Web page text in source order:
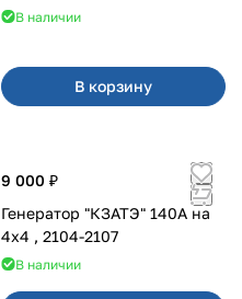
В наличии
В корзину
9 000 ₽
Генератор "КЗАТЭ" 140А на
4x4 , 2104-2107
В наличии